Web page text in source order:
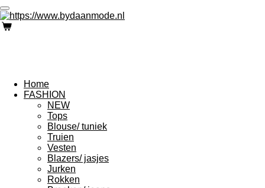
Ga
direct
naar
Home
FASHION
NEW
Tops
Blouse/ tuniek
Truien
Vesten
Blazers/ jasjes
Jurken
Rokken